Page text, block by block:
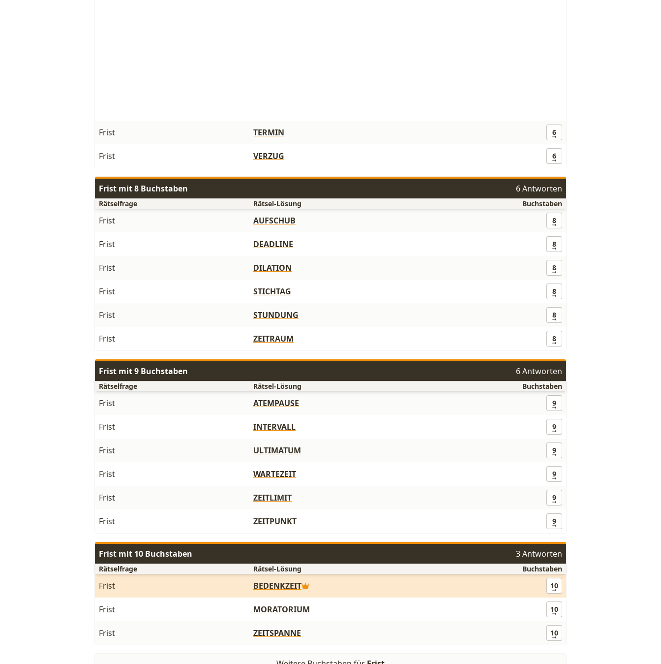
Frist TERMIN 6
Frist VERZUG 6
Frist mit 8 Buchstaben 6 Antworten
Rätselfrage Rätsel-Lösung Buchstaben
Frist AUFSCHUB 8
Frist DEADLINE 8
Frist DILATION 8
Frist STICHTAG 8
Frist STUNDUNG 8
Frist ZEITRAUM 8
Frist mit 9 Buchstaben 6 Antworten
Rätselfrage Rätsel-Lösung Buchstaben
Frist ATEMPAUSE 9
Frist INTERVALL 9
Frist ULTIMATUM 9
Frist WARTEZEIT 9
Frist ZEITLIMIT 9
Frist ZEITPUNKT 9
Frist mit 10 Buchstaben 3 Antworten
Rätselfrage Rätsel-Lösung Buchstaben
Frist BEDENKZEIT 10
Frist MORATORIUM 10
Frist ZEITSPANNE 10